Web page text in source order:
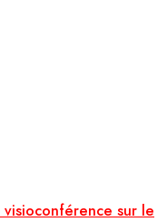
visioconférence sur le